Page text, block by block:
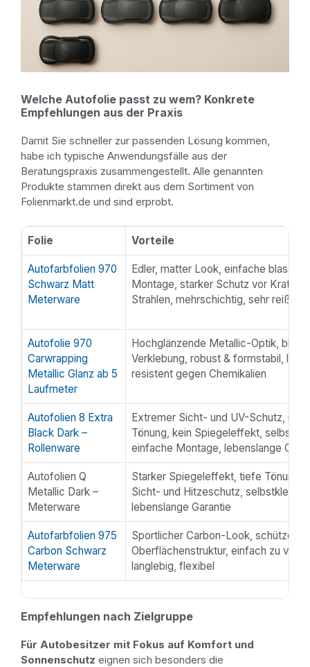
Welche Autofolie passt zu wem? Konkrete
Empfehlungen aus der Praxis
Damit Sie schneller zur passenden Lösung kommen,
habe ich typische Anwendungsfälle aus der
Beratungspraxis zusammengestellt. Alle genannten
Produkte stammen direkt aus dem Sortiment von
Folienmarkt.de und sind erprobt.
Übersicht
Folie Vorteile
Autofarbfolien 970
Schwarz Matt
Meterware
Edler, matter Look, einfache
Montage, starker Schutz vor
Strahlen, mehrschichtig, sehr
Autofolie 970
Carwrapping
Metallic Glanz ab 5
Laufmeter
Hochglänzende Metallic-Optik,
Verklebung, robust & formstabil,
resistent gegen Chemikalien
Autofolien 8 Extra
Black Dark –
Rollenware
Extremer Sicht- und UV-Schutz,
Tönung, kein Spiegeleffekt,
einfache Montage, lebenslange
Autofolien Q
Metallic Dark –
Meterware
Starker Spiegeleffekt, tiefe Tönung,
Sicht- und Hitzeschutz,
lebenslange Garantie
Autofarbfolien 975
Carbon Schwarz
Meterware
Sportlicher Carbon-Look,
Oberflächenstruktur, einfach zu
langlebig, flexibel
Empfehlungen nach Zielgruppe
Für Autobesitzer mit Fokus auf Komfort und
Sonnenschutz eignen sich besonders die